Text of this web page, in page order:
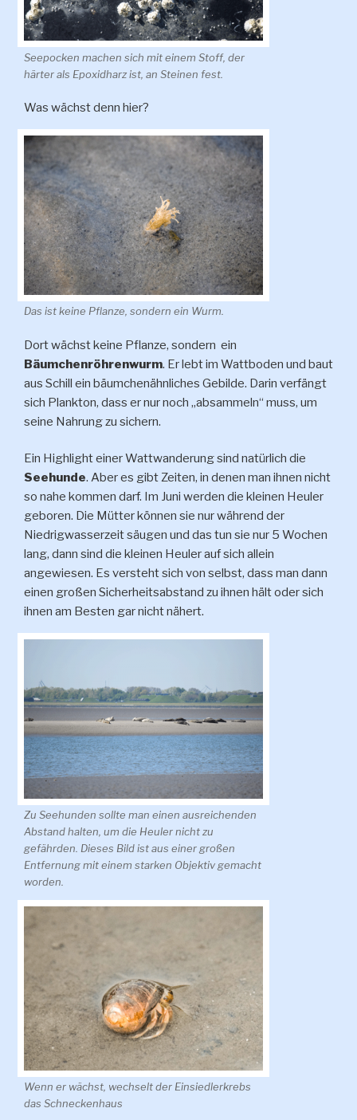
Seepocken machen sich mit einem Stoff, der
härter als Epoxidharz ist, an Steinen fest.
Was wächst denn hier?
Das ist keine Pflanze, sondern ein Wurm.
Dort wächst keine Pflanze, sondern ein
Bäumchenröhrenwurm. Er lebt im Wattboden und baut
aus Schill ein bäumchenähnliches Gebilde. Darin verfängt
sich Plankton, dass er nur noch „absammeln“ muss, um
seine Nahrung zu sichern.
Ein Highlight einer Wattwanderung sind natürlich die
Seehunde. Aber es gibt Zeiten, in denen man ihnen nicht
so nahe kommen darf. Im Juni werden die kleinen Heuler
geboren. Die Mütter können sie nur während der
Niedrigwasserzeit säugen und das tun sie nur 5 Wochen
lang, dann sind die kleinen Heuler auf sich allein
angewiesen. Es versteht sich von selbst, dass man dann
einen großen Sicherheitsabstand zu ihnen hält oder sich
ihnen am Besten gar nicht nähert.
Zu Seehunden sollte man einen ausreichenden
Abstand halten, um die Heuler nicht zu
gefährden. Dieses Bild ist aus einer großen
Entfernung mit einem starken Objektiv gemacht
worden.
Wenn er wächst, wechselt der Einsiedlerkrebs
das Schneckenhaus